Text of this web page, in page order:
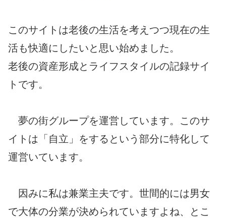
このサイトは老後の生活を考えつつ現在の生
活も快適にしたいと思い始めました。
老後の資産形成とライフスタイルの記録サイ
トです。
夢の街グループを運営しています。このサ
イトは「自立」をするという部分に特化して
運営いています。
因みに私は兼業主夫です。世間的には男女
で大体の分業が決められていますよね、とこ